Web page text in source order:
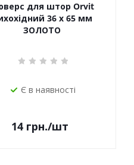
для штор Orvit
36 х 65 мм
ЗОЛОТО
Є в наявності
14 грн./шт